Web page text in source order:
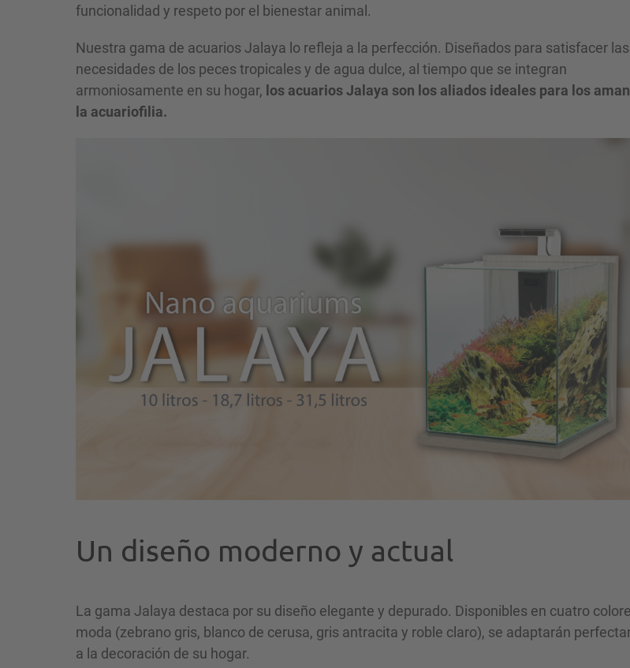
funcionalidad y respeto por el bienestar animal.
Nuestra gama de acuarios Jalaya lo refleja a la perfección. Diseñados para satisfacer las
necesidades de los peces tropicales y de agua dulce, al tiempo que se integran
armoniosamente en su hogar, los acuarios Jalaya son los aliados ideales para los
la acuariofilia.
Un diseño moderno y actual
La gama Jalaya destaca por su diseño elegante y depurado. Disponibles en cuatro
moda (zebrano gris, blanco de cerusa, gris antracita y roble claro), se adaptarán
a la decoración de su hogar.